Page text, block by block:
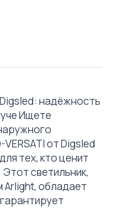
надёжность
Ищете
от Digsled
тех, кто ценит
светильник,
обладает